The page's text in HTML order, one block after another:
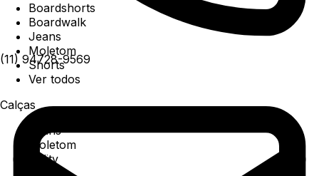
(11) 94728-9569
Boardshorts
Boardwalk
Jeans
Moletom
Shorts
Ver todos
Calças
Jeans
Moletom
Utility